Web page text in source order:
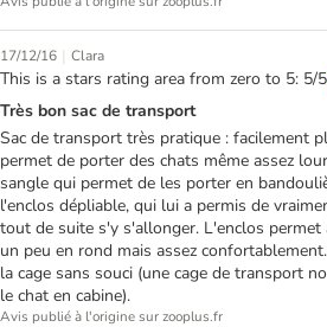
17/12/16 | Clara
This is a stars rating area from zero to 5: 5/5
Très bon sac de transport
Sac de transport très pratique : facilement
permet de porter des chats même assez
sangle qui permet de les porter en
l'enclos dépliable, qui lui a permis de
tout de suite s'y s'allonger. L'enclos permet
un peu en rond mais assez
la cage sans souci (une cage de transport
le chat en cabine).
Avis publié à l'origine sur zooplus.fr